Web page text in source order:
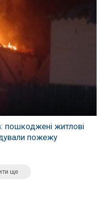
пошкоджені житлові
пожежу
ще